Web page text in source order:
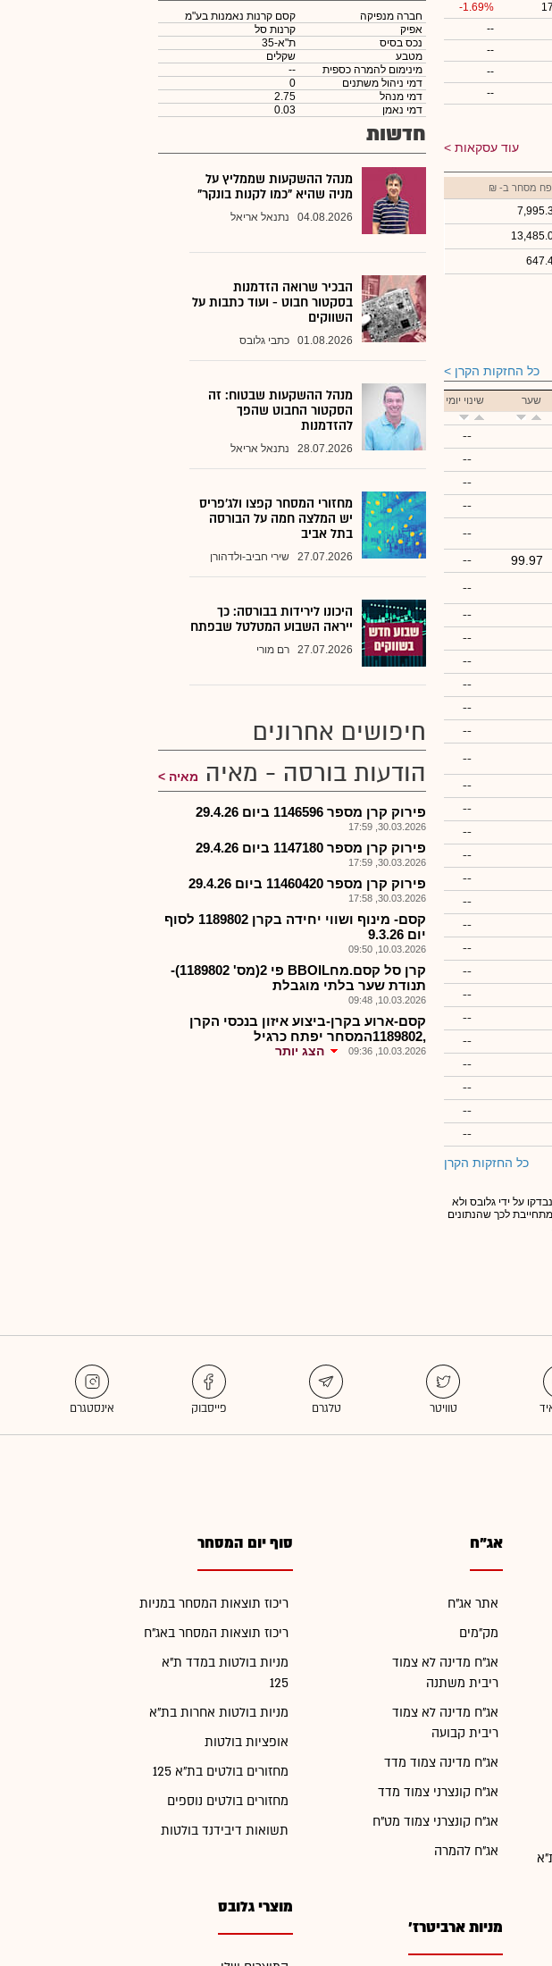
-1.69%
--
--
--
--
עוד עסקאות
מסחר ב- ₪
כל החזקות הקרן
שער שינוי יומי
--
--
--
--
--
99.97
--
--
--
--
--
--
--
--
--
--
--
--
--
--
--
--
--
--
--
--
--
--
--
--
--
כל החזקות הקרן
על ידי גלובס ולא
לכך שהנתונים
חברה מנפיקה
קסם קרנות נאמנות בע"מ
אפיק
קרנות סל
נכס בסיס
ת"א-35
מטבע
שקלים
מינימום להמרה כספית
--
דמי ניהול משתנים
0
דמי מנהל
2.75
דמי נאמן
0.03
חדשות
מנהל ההשקעות שממליץ על
מניה שהיא "כמו לקנות בונקר"
04.08.2026 נתנאל אריאל
הבכיר שרואה הזדמנות
בסקטור חבוט - ועוד כתבות על
השווקים
01.08.2026 כתבי גלובס
מנהל ההשקעות שבטוח: זה
הסקטור החבוט שהפך
להזדמנות
28.07.2026 נתנאל אריאל
מחזורי המסחר קפצו ולג'פריס
יש המלצה חמה על הבורסה
בתל אביב
27.07.2026 שירי חביב-ולדהורן
היכונו לירידות בבורסה: כך
ייראה השבוע המטלטל שבפתח
27.07.2026 רם מורי
חיפושים אחרונים
הודעות בורסה - מאיה
מאיה
פירוק קרן מספר 1146596 ביום 29.4.26
30.03.2026, 17:59
פירוק קרן מספר 1147180 ביום 29.4.26
30.03.2026, 17:59
פירוק קרן מספר 11460420 ביום 29.4.26
30.03.2026, 17:58
קסם- מינוף ושווי יחידה בקרן 1189802 לסוף
יום 9.3.26
10.03.2026, 09:50
קרן סל קסם.מחBBOIL פי 2(מס' 1189802)-
תנודת שער בלתי מוגבלת
10.03.2026, 09:48
קסם-ארוע בקרן-ביצוע איזון בנכסי הקרן
,1189802המסחר יפתח כרגיל
10.03.2026, 09:36 הצג יותר
אג"ח
אתר אג"ח
מק"מים
אג"ח מדינה לא צמוד
ריבית משתנה
אג"ח מדינה לא צמוד
ריבית קבועה
אג"ח מדינה צמוד מדד
אג"ח קונצרני צמוד מדד
אג"ח קונצרני צמוד מט"ח
אג"ח להמרה
מניות ארביטרז'
סוף יום המסחר
ריכוז תוצאות המסחר במניות
ריכוז תוצאות המסחר באג"ח
מניות בולטות במדד ת"א
125
מניות בולטות אחרות בת"א
אופציות בולטות
מחזורים בולטים בת"א 125
מחזורים בולטים נוספים
תשואות דיבידנד בולטות
מוצרי גלובס